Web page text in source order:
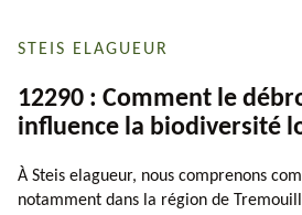
STEIS ELAGUEUR
12290 : Comment le
influence la biodiversité
À Steis elagueur, nous comprenons
notamment dans la région de